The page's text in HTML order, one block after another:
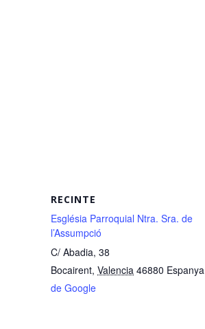
RECINTE
Església Parroquial Ntra. Sra. de
l’Assumpció
C/ Abadia, 38
Bocairent, Valencia 46880 Espanya
de Google